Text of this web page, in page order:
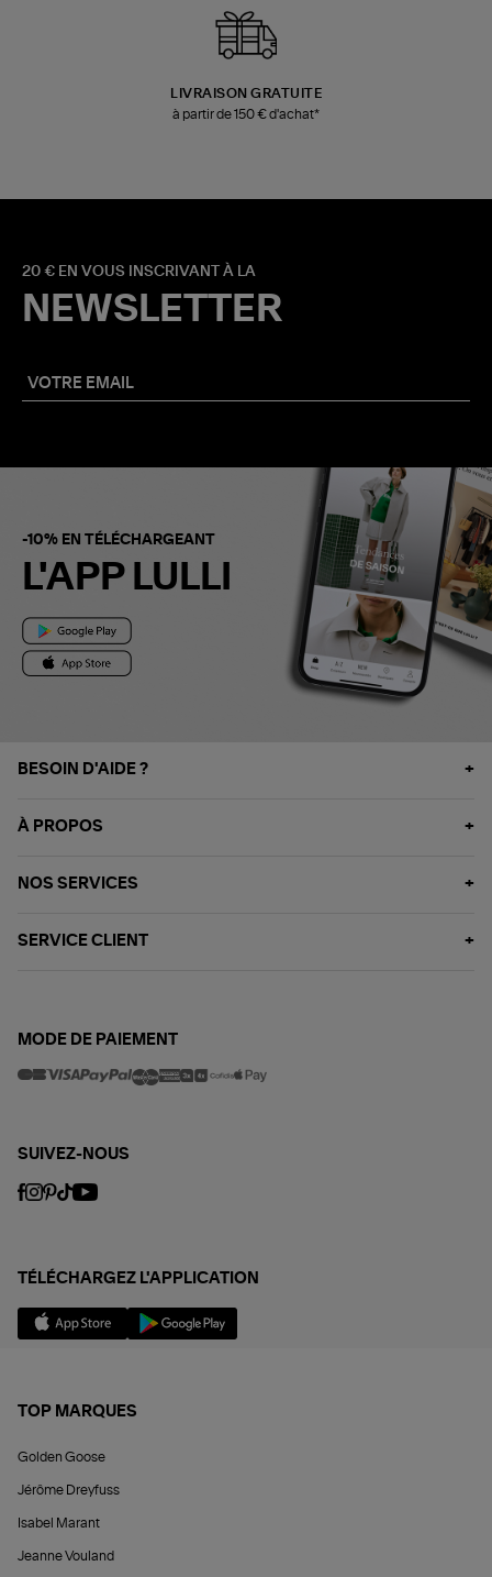
LIVRAISON GRATUITE
à partir de 150 € d'achat*
20 € EN VOUS INSCRIVANT À LA
NEWSLETTER
-10% EN TÉLÉCHARGEANT
L'APP LULLI
BESOIN D'AIDE ?
À PROPOS
NOS SERVICES
SERVICE CLIENT
MODE DE PAIEMENT
SUIVEZ-NOUS
TÉLÉCHARGEZ L'APPLICATION
TOP MARQUES
Golden Goose
Jérôme Dreyfuss
Isabel Marant
Jeanne Vouland